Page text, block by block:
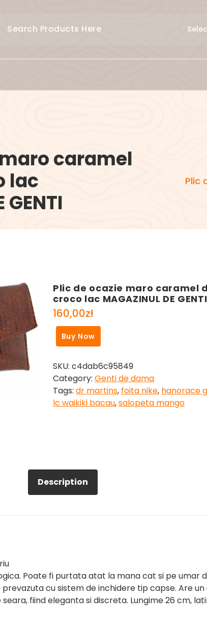
caramel
lac
GENTI
Plic
Plic de ocazie maro caramel
croco lac MAGAZINUL DE GENTI
160,00zł
Buy Now
SKU: c4dab6c95849
Category: Genti de dama
Tags: dr martins, foita nike, hanorace
lc waikiki bacau,salopeta mango
Description
Poate fi purtata atat la mana cat si pe umar
cu sistem de inchidere tip capse. Are un
fiind eleganta si discreta. Lungime 26 cm,